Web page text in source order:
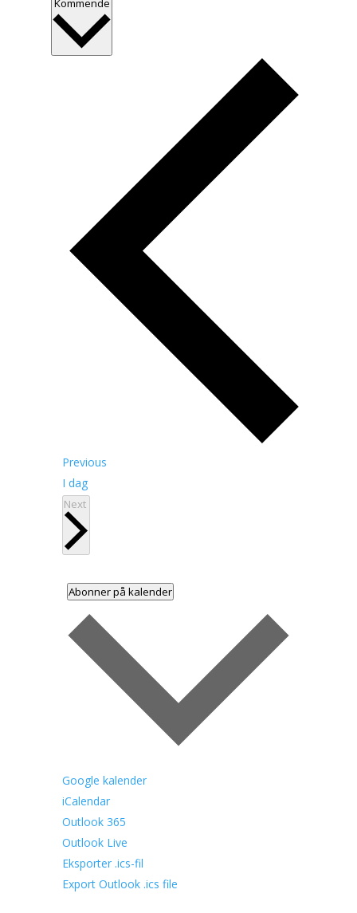
Kommende
Previous
I dag
Next
Abonner på kalender
Google kalender
iCalendar
Outlook 365
Outlook Live
Eksporter .ics-fil
Export Outlook .ics file